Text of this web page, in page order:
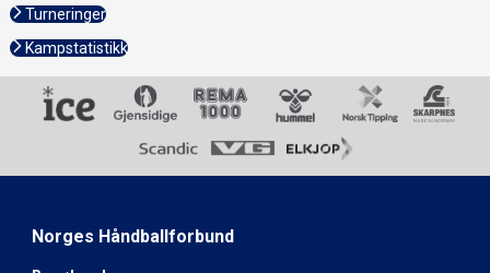
Turneringer
Kampstatistikk
Norges Håndballforbund